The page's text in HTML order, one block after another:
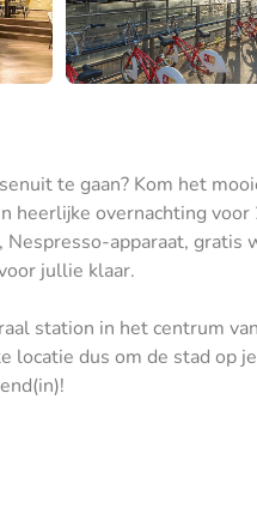
te gaan? Kom het
heerlijke overnachting
apparaat,
jullie klaar.
station in het centrum
locatie dus om de stad op